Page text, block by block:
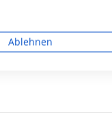
Werbeanzeigen
Ablehnen